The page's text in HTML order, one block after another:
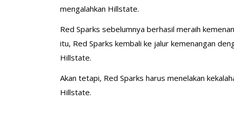
mengalahkan Hillstate.
Red Sparks sebelumnya berhasil meraih
itu, Red Sparks kembali ke jalur kemenangan
Hillstate.
Akan tetapi, Red Sparks harus menelakan
Hillstate.